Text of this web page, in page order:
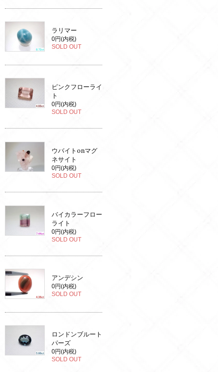
ラリマー
0円(内税)
SOLD OUT
ピンクフローライ
ト
0円(内税)
SOLD OUT
ウバイトonマグ
ネサイト
0円(内税)
SOLD OUT
バイカラーフロー
ライト
0円(内税)
SOLD OUT
アンデシン
0円(内税)
SOLD OUT
ロンドンブルート
パーズ
0円(内税)
SOLD OUT